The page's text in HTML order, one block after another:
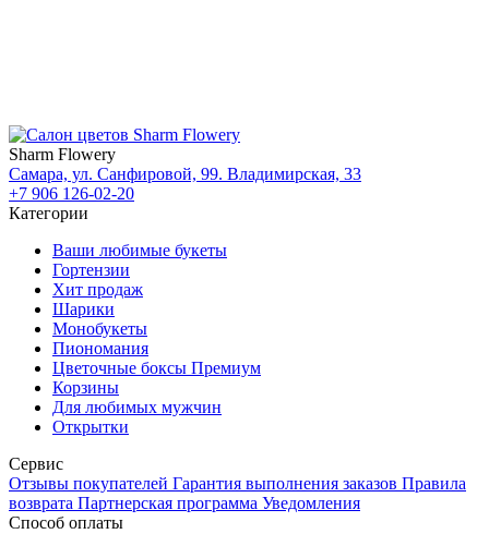
Sharm Flowery
Самара, ул. Санфировой, 99. Владимирская, 33
+7 906 126-02-20
Категории
Ваши любимые букеты
Гортензии
Хит продаж
Шарики
Монобукеты
Пиономания
Цветочные боксы Премиум
Корзины
Для любимых мужчин
Открытки
Сервис
Отзывы покупателей Гарантия выполнения заказов Правила
возврата Партнерская программа Уведомления
Способ оплаты